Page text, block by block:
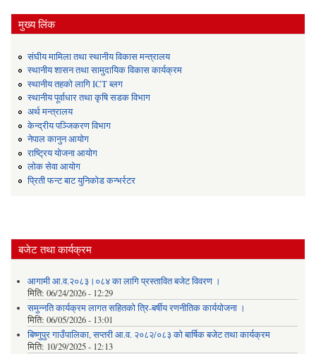
मुख्य लिंक
संघीय मामिला तथा स्थानीय विकास मन्त्रालय
स्थानीय शासन तथा सामुदायिक विकास कार्यक्रम
स्थानीय तहको लागि ICT ब्लग
स्थानीय पूर्वाधार तथा कृषि सडक विभाग
अर्थ मन्त्रालय
केन्द्रीय पञ्जिकरण विभाग
नेपाल कानुन आयोग
राष्ट्रिय योजना आयोग
लोक सेवा आयोग
प्रिती फन्ट बाट युनिकोड कन्भर्रटर
बजेट तथा कार्यक्रम
आगामी आ.व.२०८३।०८४ का लागि प्रस्तावित बजेट विवरण ।
मिति: 06/24/2026 - 12:29
समुन्नति कार्यक्रम लागत सहितको त्रि-बर्षीय रणनीतिक कार्ययोजना ।
मिति: 06/05/2026 - 13:01
बिष्णुपुर गाउँपालिका, सप्तरी आ.व. २०८२/०८३ को बार्षिक बजेट तथा कार्यक्रम
मिति: 10/29/2025 - 12:13